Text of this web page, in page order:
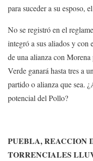
para suceder a su esposo,
No se registró en el
integró a sus aliados y con
de una alianza con
Verde ganará hasta tres a
partido o alianza que sea.
potencial del Pollo?
PUEBLA, REACCION
TORRENCIALES